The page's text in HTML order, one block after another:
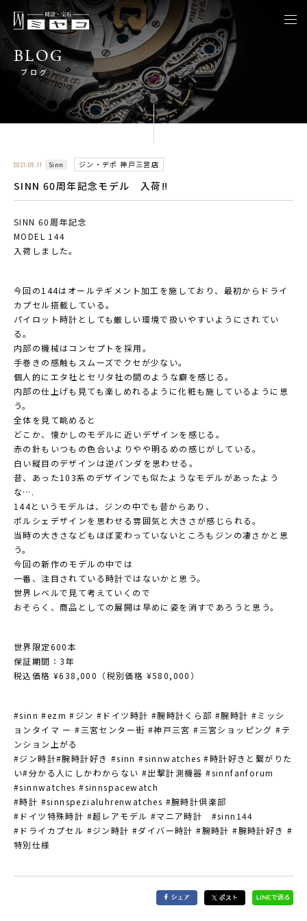
BLOG
ブログ
2021.06.11 Sinn ジン・デポ 神戸三宮店
SINN 60周年記念モデル 入荷‼︎
SINN 60周年記念
MODEL 144
入荷しました。
今回の144はオールテギメント加工を施しており、最初からドライ
カプセル搭載している。
パイロット時計としても厳しい環境で扱いやすいようにされてい
る。
内部の機械はコンセプトを採用。
手巻きの感触もスムーズでクセが少ない。
個人的にエタ社とセリタ社の間のような癖を感じる。
内部の仕上げも見ても楽しめれるように化粧も施しているように思
う。
全体を見て眺めると
どこか、懐かしのモデルに近いデザインを感じる。
赤の針もいつもの色合いよりやや明るめの感じがしている。
白い縦目のデザインは逆パンダを思わせる。
昔、あった103系のデザインでも似たようなモデルがあったよう
な….
144というモデルは、ジンの中でも昔からあり、
ポルシェデザインを思わせる雰囲気と大きさが感じられる。
当時の大きさなどもほぼ変わっていないところもジンの凄さかと思
う。
今回の新作のモデルの中では
一番、注目されている時計ではないかと思う。
世界レベルで見て考えていくので
おそらく、商品としての展開は早めに姿を消すであろうと思う。
世界限定600本
保証期間：3年
税込価格 ¥638,000（税別価格 ¥580,000）
#sinn #ezm #ジン #ドイツ時計 #腕時計くら部 #腕時計 #ミッシ
ョンタイマ ー #三宮センター街 #神戸三宮 #三宮ショッピング #テ
ンション上がる
#ジン時計#腕時計好き #sinn #sinnwatches #時計好きと繋がりた
い#分かる人にしかわからない #出撃計測機器 #sinnfanforum
#sinnwatches #sinnspacewatch
#時計 #sinnspezialuhrenwatches #腕時計倶楽部
#ドイツ特殊時計 #超レアモデル #マニア時計 #sinn144
#ドライカプセル #ジン時計 #ダイバー時計 #腕時計 #腕時計好き #
特別仕様